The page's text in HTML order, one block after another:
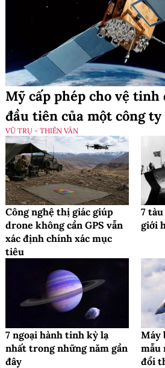
Mỹ cấp phép cho vệ tinh
đầu tiên của một công
VŨ TRỤ - THIÊN VĂN
Công nghệ thị giác giúp
drone không cần GPS vẫn
xác định chính xác mục
tiêu
7
giới
7 ngoại hành tinh kỳ lạ
nhất trong những năm gần
đây
Máy
mẫu
đổi